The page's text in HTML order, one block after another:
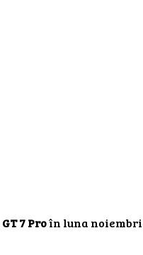
7 Proîn luna